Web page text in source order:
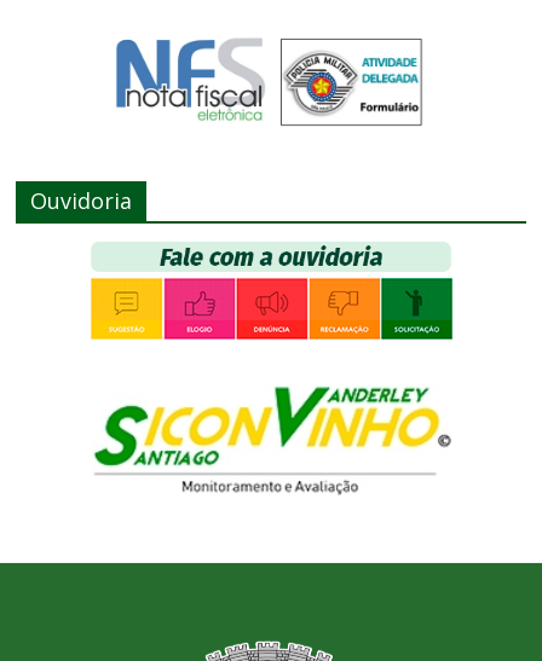
Ouvidoria